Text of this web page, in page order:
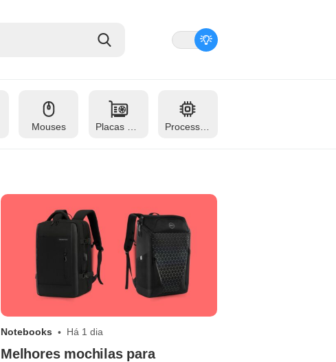
Mouses Processadores
Notebooks Há 1 dia
Melhores mochilas para